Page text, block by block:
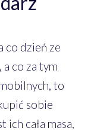
co dzień ze
co za tym
to
sobie
cała masa,